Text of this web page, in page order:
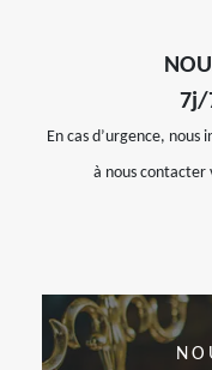
7j/
En cas d’urgence, nous
à nous contacter